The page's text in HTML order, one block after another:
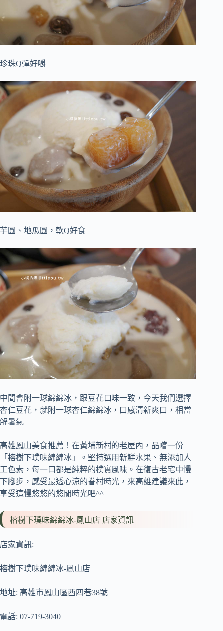
珍珠Q彈好嚼
芋圓、地瓜圓，軟Q好食
中間會附一球綿綿冰，跟豆花口味一致，今天我們選擇
杏仁豆花，就附一球杏仁綿綿冰，口感清新爽口，相當
解暑氣
高雄鳳山美食推薦！在黃埔新村的老屋內，品嚐一份
「榕樹下璞味綿綿冰」。堅持選用新鮮水果、無添加人
工色素，每一口都是純粹的樸實風味。在復古老宅中慢
下腳步，感受最透心涼的眷村時光，來高雄建議來此，
享受這慢悠悠的悠閒時光吧^^
榕樹下璞味綿綿冰-鳳山店 店家資訊
店家資訊:
榕樹下璞味綿綿冰-鳳山店
地址: 高雄市鳳山區西四巷38號
電話: 07-719-3040